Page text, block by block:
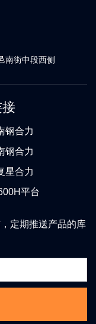
南街中段西侧
钢合力
钢合力
星合力
平台
定期推送产品的库